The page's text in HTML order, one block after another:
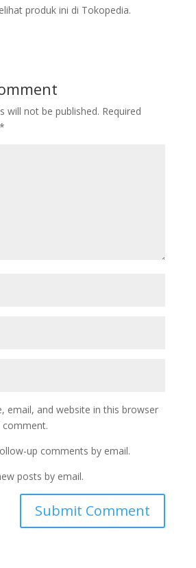
produk ini di Tokopedia.
will not be published. Required
*
email, and website in this browser
up comments by email.
posts by email.